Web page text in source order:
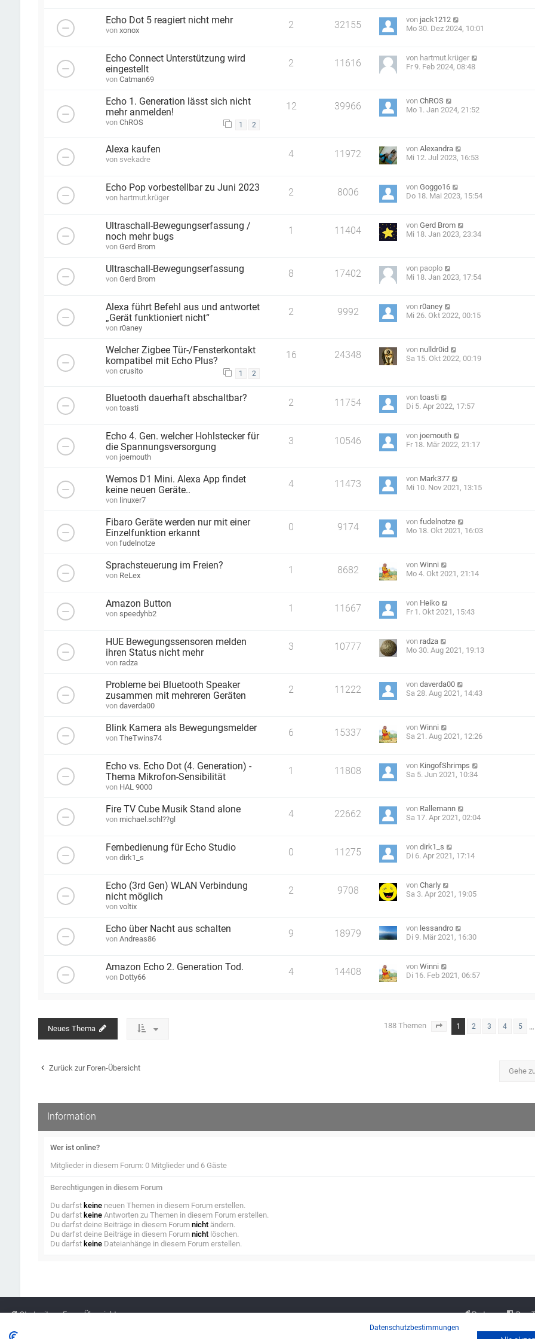
Echo Dot 5 reagiert nicht mehr
von xonox 2 32155
von jack1212
Mo 30. Dez 2024, 10:01
Echo Connect Unterstützung wird
eingestellt
von Catman69
2 11616
von hartmut.krüger
Fr 9. Feb 2024, 08:48
Echo 1. Generation lässt sich nicht
mehr anmelden!
von ChROS 1 2
12 39966
vonChROS
Mo 1. Jan 2024, 21:52
Alexa kaufen
von svekadre 4 11972
vonAlexandra
Mi 12. Jul 2023, 16:53
Echo Pop vorbestellbar zu Juni 2023
von hartmut.krüger 2 8006
vonGoggo16
Do 18. Mai 2023, 15:54
Ultraschall-Bewegungserfassung /
noch mehr bugs
von Gerd Brom
1 11404
vonGerd Brom
Mi 18. Jan 2023, 23:34
Ultraschall-Bewegungserfassung
von Gerd Brom 8 17402
von paoplo
Mi 18. Jan 2023, 17:54
Alexa führt Befehl aus und antwortet
„Gerät funktioniert nicht“
von r0aney
2 9992
von r0aney
Mi 26. Okt 2022, 00:15
Welcher Zigbee Tür-/Fensterkontakt
kompatibel mit Echo Plus?
von crusito 1 2
16 24348
von nulldr0id
Sa 15. Okt 2022, 00:19
Bluetooth dauerhaft abschaltbar?
von toasti 2 11754
vontoasti
Di 5. Apr 2022, 17:57
Echo 4. Gen. welcher Hohlstecker für
die Spannungsversorgung
von joemouth
3 10546
von joemouth
Fr 18. Mär 2022, 21:17
Wemos D1 Mini. Alexa App findet
keine neuen Geräte..
von linuxer7
4 11473
von Mark377
Mi 10. Nov 2021, 13:15
Fibaro Geräte werden nur mit einer
Einzelfunktion erkannt
von fudelnotze
0 9174
vonfudelnotze
Mo 18. Okt 2021, 16:03
Sprachsteuerung im Freien?
von ReLex 1 8682
vonWinni
Mo 4. Okt 2021, 21:14
Amazon Button
von speedyhb2 1 11667
von Heiko
Fr 1. Okt 2021, 15:43
HUE Bewegungssensoren melden
ihren Status nicht mehr
von radza
3 10777
von radza
Mo 30. Aug 2021, 19:13
Probleme bei Bluetooth Speaker
zusammen mit mehreren Geräten
von daverda00
2 11222
vondaverda00
Sa 28. Aug 2021, 14:43
Blink Kamera als Bewegungsmelder
von TheTwins74 6 15337
vonWinni
Sa 21. Aug 2021, 12:26
Echo vs. Echo Dot (4. Generation) -
Thema Mikrofon-Sensibilität
von HAL 9000
1 11808
von KingofShrimps
Sa 5. Jun 2021, 10:34
Fire TV Cube Musik Stand alone
von michael.schl??gl 4 22662
von Rallemann
Sa 17. Apr 2021, 02:04
Fernbedienung für Echo Studio
von dirk1_s 0 11275
vondirk1_s
Di 6. Apr 2021, 17:14
Echo (3rd Gen) WLAN Verbindung
nicht möglich
von voltix
2 9708
vonCharly
Sa 3. Apr 2021, 19:05
Echo über Nacht aus schalten
von Andreas86 9 18979
von lessandro
Di 9. Mär 2021, 16:30
Amazon Echo 2. Generation Tod.
von Dotty66 4 14408
vonWinni
Di 16. Feb 2021, 06:57
Neues Thema 188 Themen Seite von
1 2 3 4 5 …
Zurück zur Foren-Übersicht Gehe
Information
Wer ist online?
Mitglieder in diesem Forum: 0 Mitglieder und 6 Gäste
Berechtigungen in diesem Forum
Du darfst keineneuen Themen in diesem Forum erstellen.
Du darfst keineAntworten zu Themen in diesem Forum erstellen.
Du darfst deine Beiträge in diesem Forum nichtändern.
Du darfst deine Beiträge in diesem Forum nichtlöschen.
Du darfst keineDateianhänge in diesem Forum erstellen.
Startseite Foren-Übersicht Das
Partner
Legende
Datenschutzbestimmungen